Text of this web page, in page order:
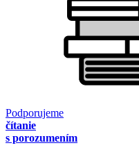
Podporujeme
čítanie
s porozumením